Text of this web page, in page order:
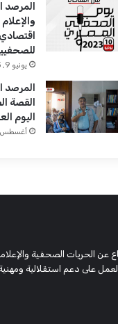
يونيو 9, 2023
القصة
اليوم
أغسطس 19,
مسجلة تحت رقم 5805 لسنة 2016، تهدف للدفاع عن
على دعم استقلالية ومهنية